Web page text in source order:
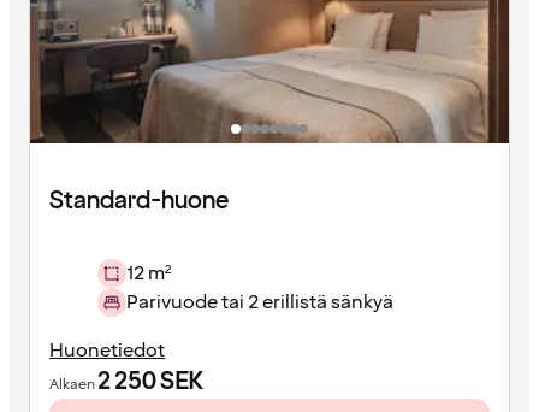
Standard-huone
12 m²
Parivuode tai 2 erillistä sänkyä
Huonetiedot
Alkaen2 250SEK